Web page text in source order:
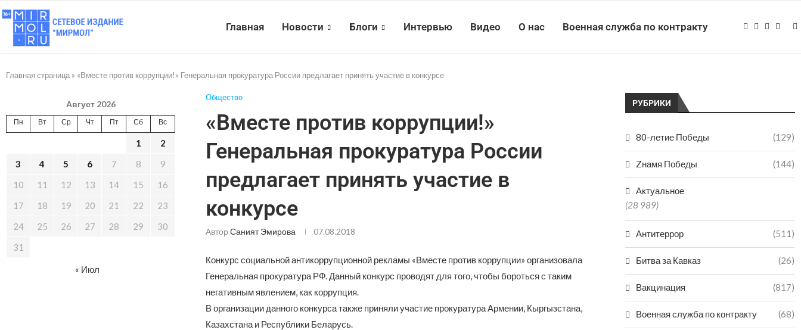
Главная Новости Блоги Интервью Видео О нас Военная служба по контракту
Главная страница » «Вместе против коррупции!» Генеральная прокуратура России предлагает принять участие в конкурсе
Общество
«Вместе против коррупции!»
Генеральная прокуратура России
предлагает принять участие в
конкурсе
Автор Саният Эмирова 07.08.2018
Конкурс социальной антикоррупционной рекламы «Вместе против коррупции» организовала
Генеральная прокуратура РФ. Данный конкурс проводят для того, чтобы бороться с таким
негативным явлением, как коррупция.
В организации данного конкурса также приняли участие прокуратура Армении, Кыргызстана,
Казахстана и Республики Беларусь.
РУБРИКИ
80-летие Победы (129)
Zнамя Победы (144)
Актуальное
(28 989)
Антитеррор (511)
Битва за Кавказ (26)
Вакцинация (817)
Военная служба по контракту (68)
Август 2026
Пн Вт Ср Чт Пт Сб Вс
1
2
3
4 5 6 7 8
9
10
11 12 13 14 15
16
17
18 19 20 21 22
23
24
25 26 27 28 29
30
31
« Июл